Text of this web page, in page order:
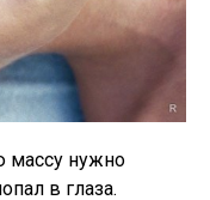
массу нужно
в глаза.